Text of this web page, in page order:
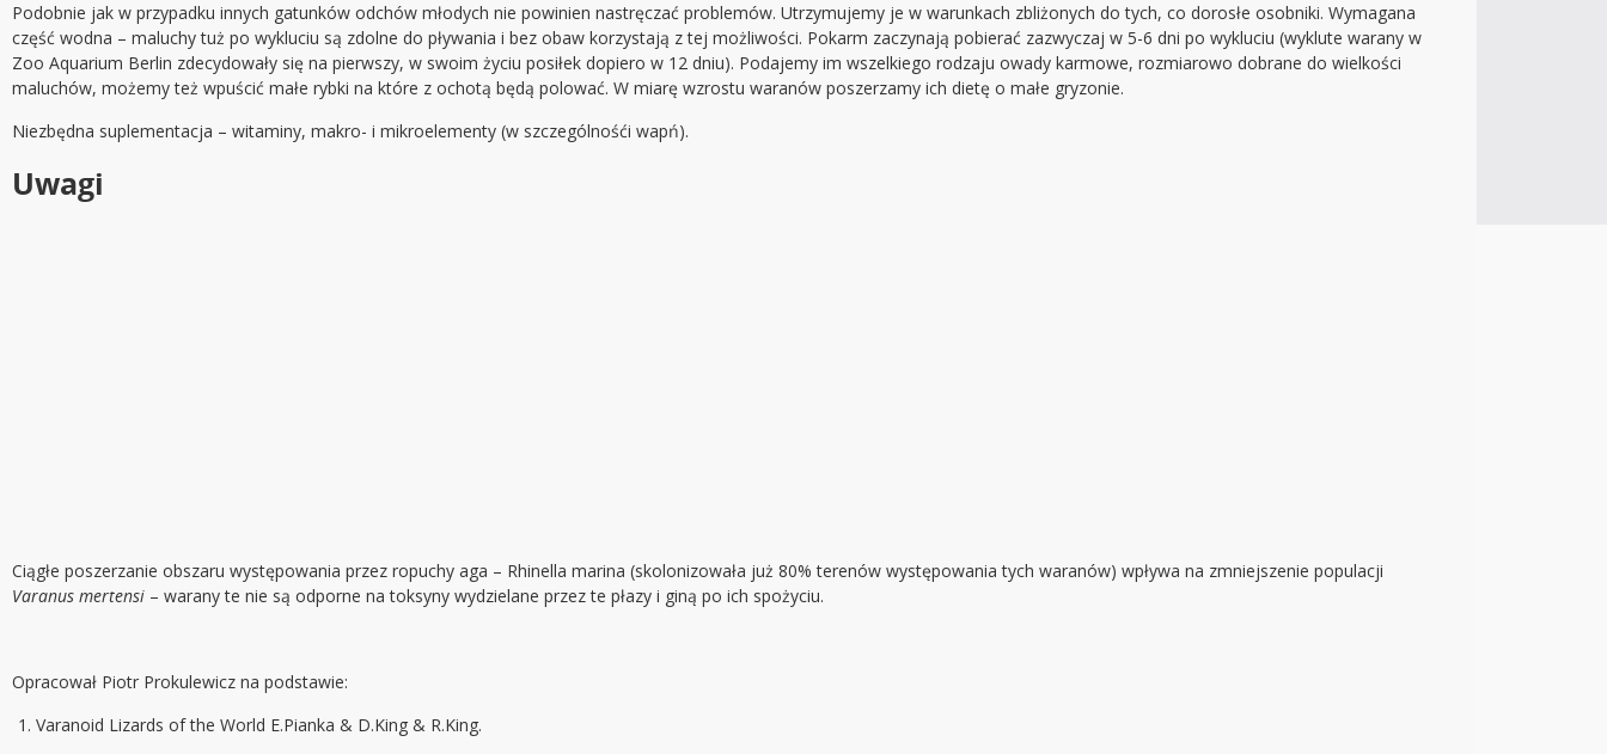
Podobnie jak w przypadku innych gatunków odchów młodych nie powinien nastręczać problemów. Utrzymujemy je w warunkach zbliżonych do tych, co dorosłe osobniki. Wymagana
część wodna – maluchy tuż po wykluciu są zdolne do pływania i bez obaw korzystają z tej możliwości. Pokarm zaczynają pobierać zazwyczaj w 5-6 dni po wykluciu (wyklute warany w
Zoo Aquarium Berlin zdecydowały się na pierwszy, w swoim życiu posiłek dopiero w 12 dniu). Podajemy im wszelkiego rodzaju owady karmowe, rozmiarowo dobrane do wielkości
maluchów, możemy też wpuścić małe rybki na które z ochotą będą polować. W miarę wzrostu waranów poszerzamy ich dietę o małe gryzonie.
Niezbędna suplementacja – witaminy, makro- i mikroelementy (w szczególnośći wapń).
Uwagi
Ciągłe poszerzanie obszaru występowania przez ropuchy aga – Rhinella marina (skolonizowała już 80% terenów występowania tych waranów) wpływa na zmniejszenie populacji
Varanus mertensi – warany te nie są odporne na toksyny wydzielane przez te płazy i giną po ich spożyciu.
Opracował Piotr Prokulewicz na podstawie:
Varanoid Lizards of the World E.Pianka & D.King & R.King.